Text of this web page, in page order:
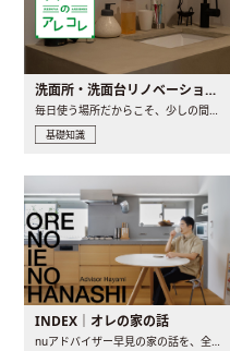
洗面所・洗面台リノベーションの事例と間取りアイデア
毎日使う場所だからこそ、少しの間取りの工夫や素材の選び方で..
基礎知識
INDEX｜オレの家の話
nuアドバイザー早見の家の話を、全4話でお届け。リノベーションを..